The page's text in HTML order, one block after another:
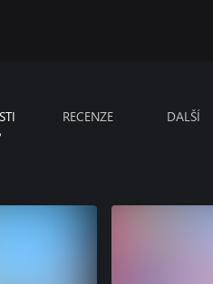
RECENZE DALŠÍ